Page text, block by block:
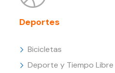
Deportes
Bicicletas
Deporte y Tiempo Libre